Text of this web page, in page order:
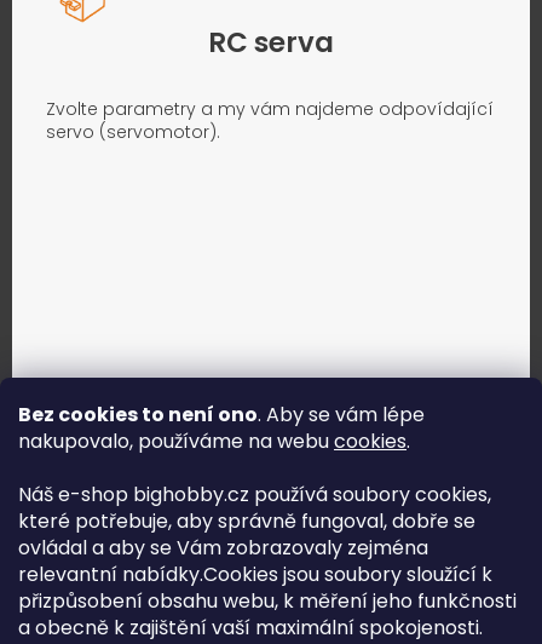
Bez cookies to není ono. Aby se vám lépe
nakupovalo, používáme na webucookies.
Náš e-shop bighobby.cz používá soubory cookies,
které potřebuje, aby správně fungoval, dobře se
ovládal a aby se Vám zobrazovaly zejména
relevantní nabídky.Cookies jsou soubory sloužící k
přizpůsobení obsahu webu, k měření jeho funkčnosti
a obecně k zajištění vaší maximální spokojenosti.
RC serva
Zvolte parametry a my vám najdeme odpovídající
servo (servomotor).
Jak vybrat správné servo?
Najít správné servo